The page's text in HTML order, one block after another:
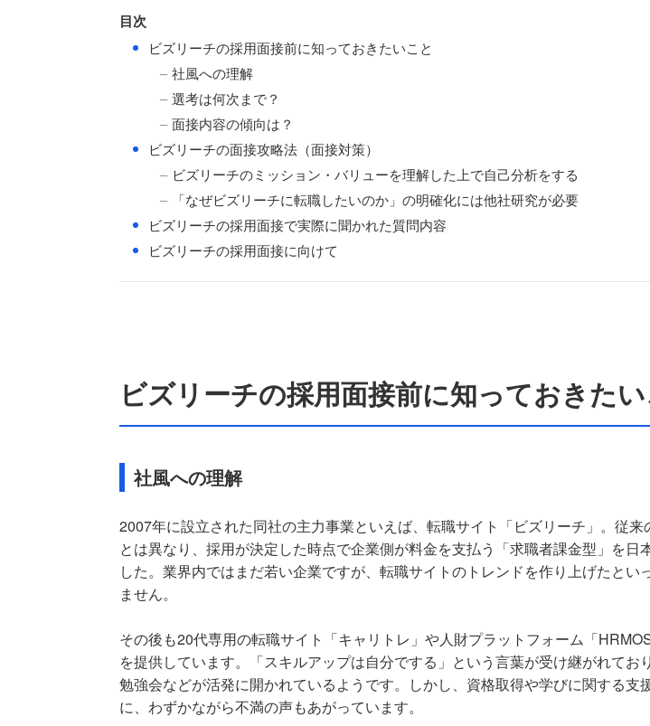
目次
●
ビズリーチの採用面接前に知っておきたいこと
社風への理解
選考は何次まで？
面接内容の傾向は？
●
ビズリーチの面接攻略法（面接対策）
ビズリーチのミッション・バリューを理解した上で自己分析をする
「なぜビズリーチに転職したいのか」の明確化には他社研究が必要
●
ビズリーチの採用面接で実際に聞かれた質問内容
●
ビズリーチの採用面接に向けて
ビズリーチの採用面接前に知っておきた
社風への理解
2007年に設立された同社の主力事業といえば、転職サイト「ビズリーチ」。従来
とは異なり、採用が決定した時点で企業側が料金を支払う「求職者課金型」を日
した。業界内ではまだ若い企業ですが、転職サイトのトレンドを作り上げたとい
ません。
その後も20代専用の転職サイト「キャリトレ」や人財プラットフォーム「
を提供しています。「スキルアップは自分でする」という言葉が受け継がれてお
勉強会などが活発に開かれているようです。しかし、資格取得や学びに関する支
に、わずかながら不満の声もあがっています。